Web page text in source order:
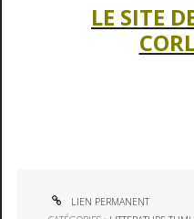
LE SITE
LIEN PERMANENT